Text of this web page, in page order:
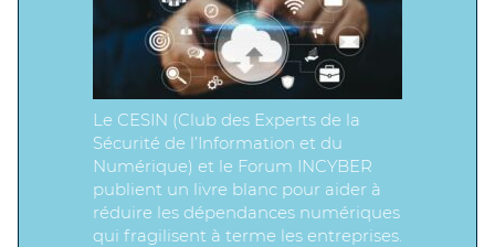
Le CESIN (Club des Experts de la
Sécurité de l’Information et du
Numérique) et le Forum INCYBER
publient un livre blanc pour aider à
réduire les dépendances numériques
qui fragilisent à terme les entreprises.